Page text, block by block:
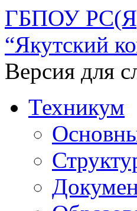
ГБПОУ
“Якутский
Версия для
Техникум